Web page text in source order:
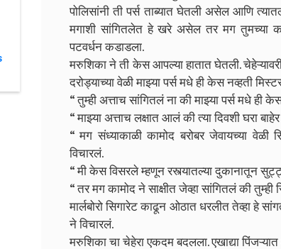
पोलिसांनी ती पर्स ताब्यात घेतली असेल आणि
मगाशी सांगितलेत हे खरे असेल तर मग तुमच्या
पटवर्धन कडाडला.
मरुशिका ने ती केस आपल्या हातात घेतली.
दरोड्याच्या वेळी माझ्या पर्स मधे ही केस नव्हती
“ तुम्ही अत्ताच सांगितलं ना की माझ्या पर्स मधे
“ माझ्या अत्ताच लक्षात आलं की त्या दिवशी घरा
“ मग संध्याकाळी कामोद बरोबर जेवायच्या
विचारलं.
“ मी केस विसरले म्हणून रस्त्यातल्या दुकानातून
“ तर मग कामोद ने साक्षीत जेव्हा सांगितलं की
मार्लबोरो सिगारेट काढून ओठात धरलीत तेव्हा हे
ने विचारलं.
मरुशिका चा चेहेरा एकदम बदलला. एखाद्या